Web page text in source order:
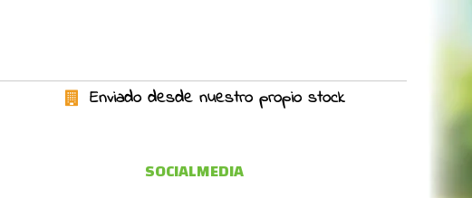
Enviado desde nuestro propio stock
SOCIALMEDIA